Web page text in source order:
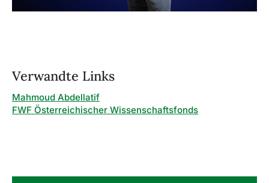
Verwandte Links
Mahmoud Abdellatif
FWF Österreichischer Wissenschaftsfonds